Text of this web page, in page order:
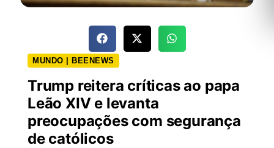
MUNDO | BEENEWS
Trump reitera críticas ao papa
Leão XIV e levanta
preocupações com segurança
de católicos